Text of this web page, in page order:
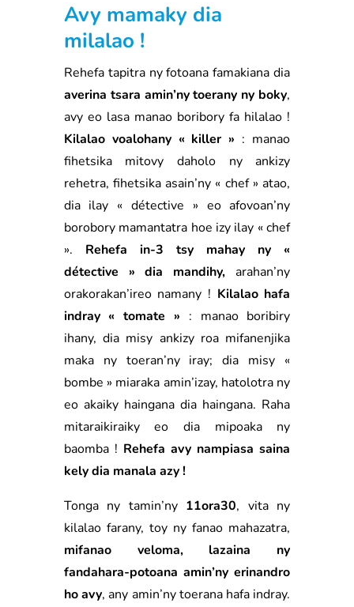
Avy mamaky dia
milalao !
Rehefa tapitra ny fotoana famakiana dia
averina tsara amin’ny toerany ny boky,
avy eo lasa manao boribory fa hilalao !
Kilalao voalohany « killer » : manao
fihetsika mitovy daholo ny ankizy
rehetra, fihetsika asain’ny « chef » atao,
dia ilay « détective » eo afovoan’ny
borobory mamantatra hoe izy ilay « chef
». Rehefa in-3 tsy mahay ny «
détective » dia mandihy, arahan’ny
orakorakan’ireo namany ! Kilalao hafa
indray « tomate » : manao boribiry
ihany, dia misy ankizy roa mifanenjika
maka ny toeran’ny iray; dia misy «
bombe » miaraka amin’izay, hatolotra ny
eo akaiky haingana dia haingana. Raha
mitaraikiraiky eo dia mipoaka ny
baomba ! Rehefa avy nampiasa saina
kely dia manala azy !
Tonga ny tamin’ny 11ora30, vita ny
kilalao farany, toy ny fanao mahazatra,
mifanao veloma, lazaina ny
fandahara-potoana amin’ny erinandro
ho avy, any amin’ny toerana hafa indray.